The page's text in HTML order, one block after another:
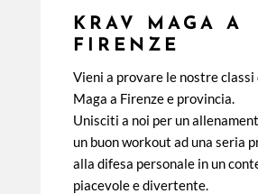
KRAV MAGA A
FIRENZE
Vieni a provare le nostre classi
Maga a Firenze e provincia.
Unisciti a noi per un
un buon workout ad una seria
alla difesa personale in un
piacevole e divertente.